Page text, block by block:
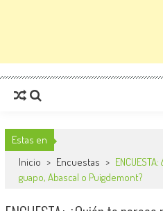
Estas en
Inicio > Encuestas >
guapo, Abascal o Puigdemont?